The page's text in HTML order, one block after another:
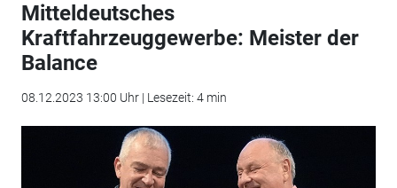
Mitteldeutsches
Kraftfahrzeuggewerbe: Meister der
Balance
08.12.2023 13:00 Uhr | Lesezeit: 4 min